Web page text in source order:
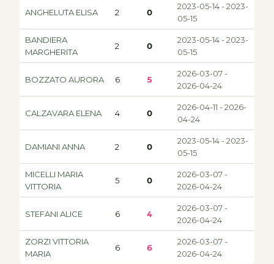
ANGHELUTA ELISA 2 0
2023-05-14 - 2023-
05-15
BANDIERA
MARGHERITA
2 0
2023-05-14 - 2023-
05-15
BOZZATO AURORA 6 5
2026-03-07 -
2026-04-24
CALZAVARA ELENA 4 0
2026-04-11 - 2026-
04-24
DAMIANI ANNA 2 0
2023-05-14 - 2023-
05-15
MICELLI MARIA
VITTORIA
5 0
2026-03-07 -
2026-04-24
STEFANI ALICE 6 4
2026-03-07 -
2026-04-24
ZORZI VITTORIA
MARIA
6 6
2026-03-07 -
2026-04-24